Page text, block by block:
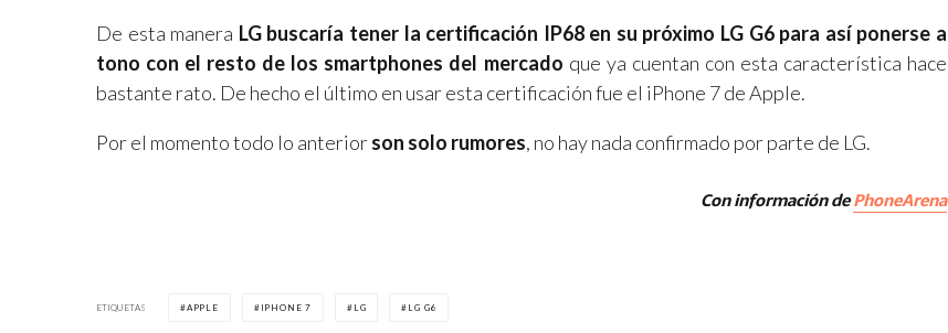
De esta manera LG buscaría tener la certificación IP68 en su próximo LG G6 para así ponerse a
tono con el resto de los smartphones del mercado que ya cuentan con esta característica hace
bastante rato. De hecho el último en usar esta certificación fue el iPhone 7 de Apple.
Por el momento todo lo anteriorson solo rumores, no hay nada confirmado por parte de LG.
Con información dePhoneArena
ETIQUETAS APPLE IPHONE 7 LG LG G6